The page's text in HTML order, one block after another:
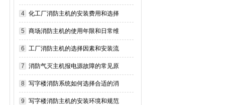
4
化工厂消防主机的安装费用和选择
5
商场消防主机的使用年限和日常维
6
工厂消防主机的选择因素和安装流
7
消防气灭主机报电源故障的常见原
8
写字楼消防系统如何选择合适的消
9
写字楼消防主机的安装环境和规范